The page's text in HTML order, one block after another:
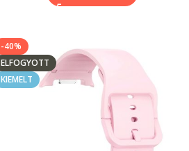
-40%
ELFOGYOTT
KIEMELT